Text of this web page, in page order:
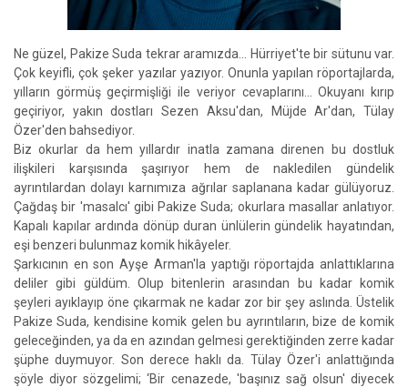
Ne güzel, Pakize Suda tekrar aramızda... Hürriyet'te bir sütunu var.
Çok keyifli, çok şeker yazılar yazıyor. Onunla yapılan röportajlarda,
yılların görmüş geçirmişliği ile veriyor cevaplarını... Okuyanı kırıp
geçiriyor, yakın dostları Sezen Aksu'dan, Müjde Ar'dan, Tülay
Özer'den bahsediyor.
Biz okurlar da hem yıllardır inatla zamana direnen bu dostluk
ilişkileri karşısında şaşırıyor hem de nakledilen gündelik
ayrıntılardan dolayı karnımıza ağrılar saplanana kadar gülüyoruz.
Çağdaş bir 'masalcı' gibi Pakize Suda; okurlara masallar anlatıyor.
Kapalı kapılar ardında dönüp duran ünlülerin gündelik hayatından,
eşi benzeri bulunmaz komik hikâyeler.
Şarkıcının en son Ayşe Arman'la yaptığı röportajda anlattıklarına
deliler gibi güldüm. Olup bitenlerin arasından bu kadar komik
şeyleri ayıklayıp öne çıkarmak ne kadar zor bir şey aslında. Üstelik
Pakize Suda, kendisine komik gelen bu ayrıntıların, bize de komik
geleceğinden, ya da en azından gelmesi gerektiğinden zerre kadar
şüphe duymuyor. Son derece haklı da. Tülay Özer'i anlattığında
şöyle diyor sözgelimi; ‘Bir cenazede, 'başınız sağ olsun' diyecek